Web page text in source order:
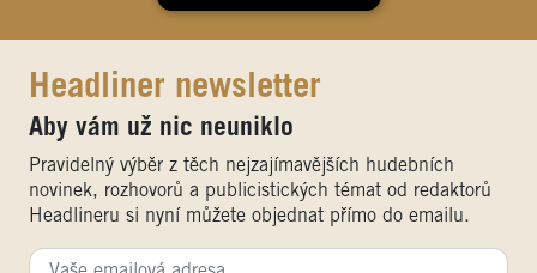
Headliner newsletter
Aby vám už nic neuniklo
Pravidelný výběr z těch nejzajímavějších hudebních
novinek, rozhovorů a publicistických témat od redaktorů
Headlineru si nyní můžete objednat přímo do emailu.